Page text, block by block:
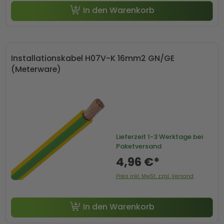
In den Warenkorb
Installationskabel H07V-K 16mm2 GN/GE
(Meterware)
Lieferzeit 1-3 Werktage bei
Paketversand
4,96 €*
Preis inkl. MwSt. zzgl. Versand
In den Warenkorb